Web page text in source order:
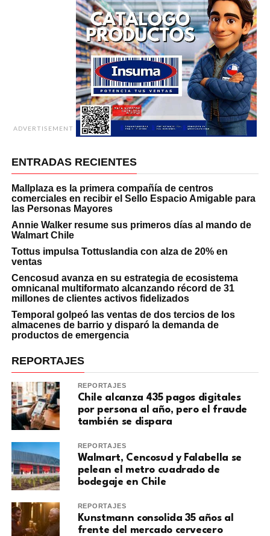
ADVERTISEMENT
ENTRADAS RECIENTES
Mallplaza es la primera compañía de centros
comerciales en recibir el Sello Espacio Amigable para
las Personas Mayores
Annie Walker resume sus primeros días al mando de
Walmart Chile
Tottus impulsa Tottuslandia con alza de 20% en
ventas
Cencosud avanza en su estrategia de ecosistema
omnicanal multiformato alcanzando récord de 31
millones de clientes activos fidelizados
Temporal golpeó las ventas de dos tercios de los
almacenes de barrio y disparó la demanda de
productos de emergencia
REPORTAJES
REPORTAJES
Chile alcanza 435 pagos digitales
por persona al año, pero el fraude
también se dispara
REPORTAJES
Walmart, Cencosud y Falabella se
pelean el metro cuadrado de
bodegaje en Chile
REPORTAJES
Kunstmann consolida 35 años al
frente del mercado cervecero